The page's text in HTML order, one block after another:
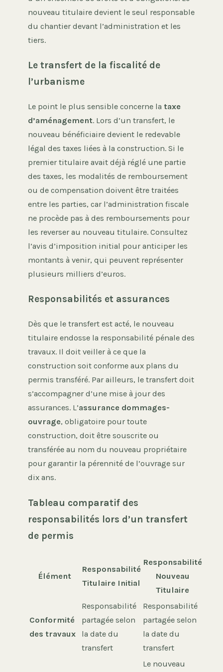
nouveau titulaire devient le seul responsable
du chantier devant l’administration et les
tiers.
Le transfert de la fiscalité de
l’urbanisme
Le point le plus sensible concerne la taxe
d’aménagement. Lors d’un transfert, le
nouveau bénéficiaire devient le redevable
légal des taxes liées à la construction. Si le
premier titulaire avait déjà réglé une partie
des taxes, les modalités de remboursement
ou de compensation doivent être traitées
entre les parties, car l’administration fiscale
ne procède pas à des remboursements pour
les reverser au nouveau titulaire. Consultez
l’avis d’imposition initial pour anticiper les
montants à venir, qui peuvent représenter
plusieurs milliers d’euros.
Responsabilités et assurances
Dès que le transfert est acté, le nouveau
titulaire endosse la responsabilité pénale des
travaux. Il doit veiller à ce que la
construction soit conforme aux plans du
permis transféré. Par ailleurs, le transfert doit
s’accompagner d’une mise à jour des
assurances. L’assurance dommages-
ouvrage, obligatoire pour toute
construction, doit être souscrite ou
transférée au nom du nouveau propriétaire
pour garantir la pérennité de l’ouvrage sur
dix ans.
Tableau comparatif des
responsabilités lors d’un transfert
de permis
Élément
Responsabilité
Titulaire Initial
Responsabilité
Nouveau
Titulaire
Conformité
des travaux
Responsabilité
partagée selon
la date du
transfert
Responsabilité
partagée selon
la date du
transfert
Le nouveau